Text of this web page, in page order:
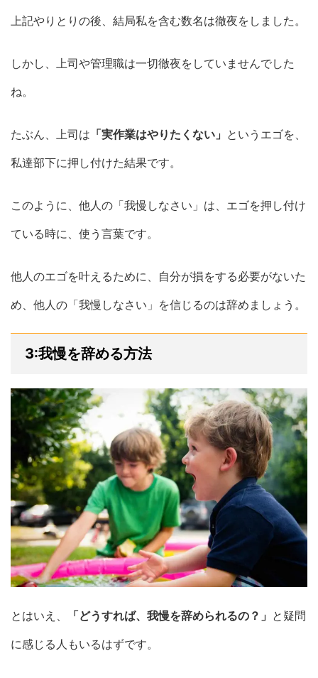
上記やりとりの後、結局私を含む数名は徹夜をしました。
しかし、上司や管理職は一切徹夜をしていませんでした
ね。
たぶん、上司は 「実作業はやりたくない」 というエゴを、
私達部下に押し付けた結果です。
このように、他人の「我慢しなさい」は、エゴを押し付け
ている時に、使う言葉です。
他人のエゴを叶えるために、自分が損をする必要がないた
め、他人の「我慢しなさい」を信じるのは辞めましょう。
3:我慢を辞める方法
とはいえ、 「どうすれば、我慢を辞められるの？」 と疑問
に感じる人もいるはずです。